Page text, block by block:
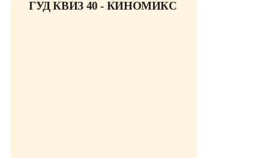
ГУД КВИЗ 40 - КИНОМИКС